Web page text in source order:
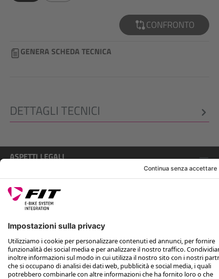
CONFRONTO
GENERA SCHEDA TECNICA
DETTAGLI TECNICI
ASPETTI LEGALI
ASSISTENZA
SEGUICI SU